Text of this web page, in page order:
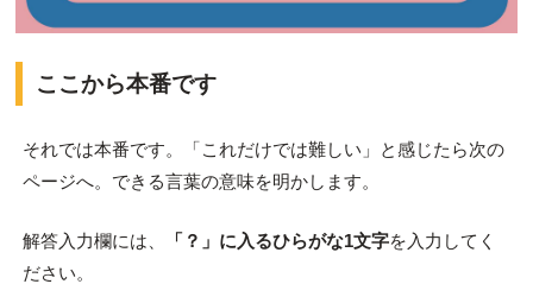
ここから本番です
それでは本番です。「これだけでは難しい」と感じたら次の
ページへ。できる言葉の意味を明かします。
解答入力欄には、 「？」に入るひらがな1文字を入力してく
ださい。